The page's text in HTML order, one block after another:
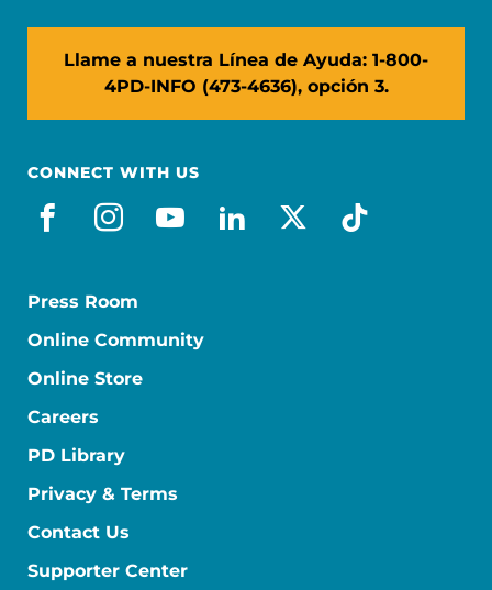
Llame a nuestra Línea de Ayuda: 1-800-
4PD-INFO (473-4636), opción 3.
CONNECT WITH US
facebook_es
instagram
youtube
linkedin
x-socialtiktok
Press Room
Online Community
Online Store
Careers
PD Library
Privacy & Terms
Contact Us
Supporter Center